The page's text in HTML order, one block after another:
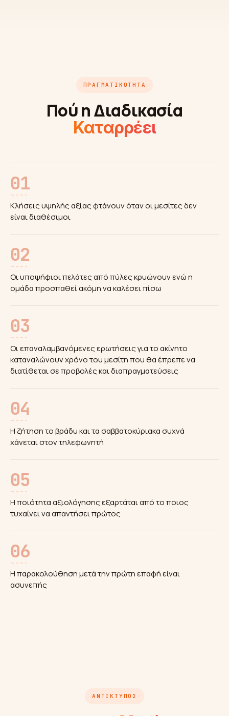
ΠΡΑΓΜΑΤΙΚΌΤΗΤΑ
Πού η Διαδικασία
Καταρρέει
01
Κλήσεις υψηλής αξίας φτάνουν όταν οι μεσίτες δεν
είναι διαθέσιμοι
02
Οι υποψήφιοι πελάτες από πύλες κρυώνουν ενώ η
ομάδα προσπαθεί ακόμη να καλέσει πίσω
03
Οι επαναλαμβανόμενες ερωτήσεις για το ακίνητο
καταναλώνουν χρόνο του μεσίτη που θα έπρεπε να
διατίθεται σε προβολές και διαπραγματεύσεις
04
Η ζήτηση το βράδυ και τα σαββατοκύριακα συχνά
χάνεται στον τηλεφωνητή
05
Η ποιότητα αξιολόγησης εξαρτάται από το ποιος
τυχαίνει να απαντήσει πρώτος
06
Η παρακολούθηση μετά την πρώτη επαφή είναι
ασυνεπής
ΑΝΤΊΚΤΥΠΟΣ